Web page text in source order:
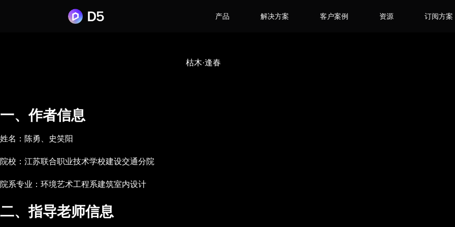
产品 解决方案 客户案例 资源 订阅方案
枯木·逢春
一、作者信息
姓名：陈勇、史笑阳
院校：江苏联合职业技术学校建设交通分院
院系专业：环境艺术工程系建筑室内设计
二、指导老师信息